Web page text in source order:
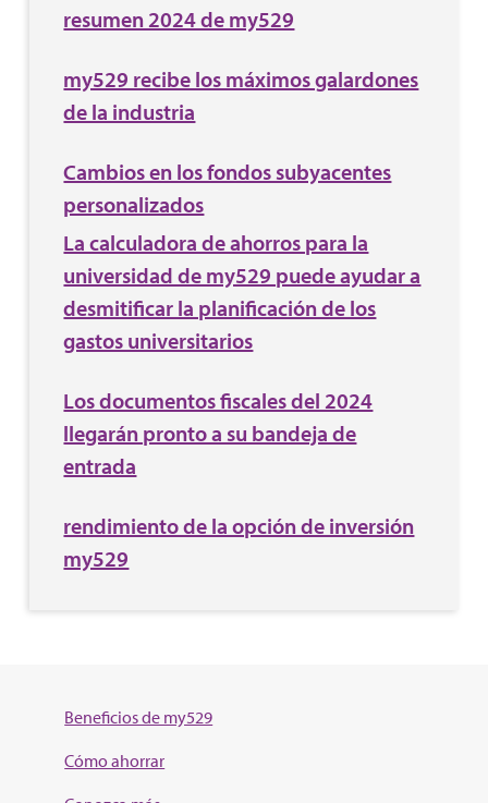
resumen 2024 de my529
my529 recibe los máximos galardones
de la industria
Cambios en los fondos subyacentes
personalizados
La calculadora de ahorros para la
universidad de my529 puede ayudar a
desmitificar la planificación de los
gastos universitarios
Los documentos fiscales del 2024
llegarán pronto a su bandeja de
entrada
rendimiento de la opción de inversión
my529
Beneficios de my529
Cómo ahorrar